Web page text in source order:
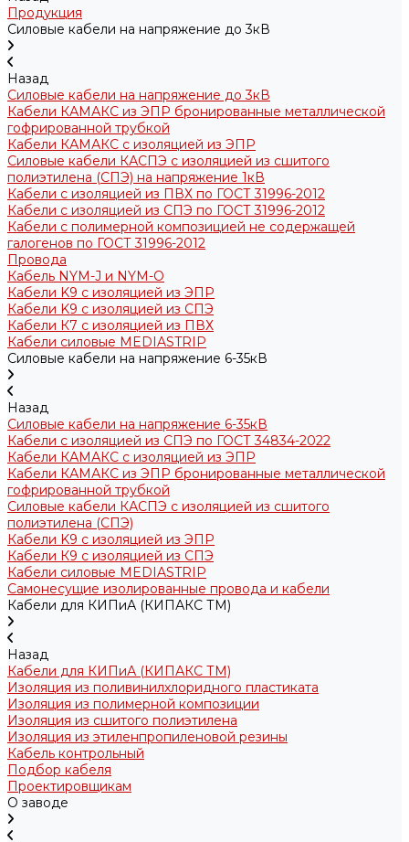
Продукция
Силовые кабели на напряжение до 3кВ
Назад
Силовые кабели на напряжение до 3кВ
Кабели КАМАКС из ЭПР бронированные металлической
гофрированной трубкой
Кабели КАМАКС с изоляцией из ЭПР
Силовые кабели КАСПЭ с изоляцией из сшитого
полиэтилена (СПЭ) на напряжение 1кВ
Кабели с изоляцией из ПВХ по ГОСТ 31996-2012
Кабели с изоляцией из СПЭ по ГОСТ 31996-2012
Кабели с полимерной композицией не содержащей
галогенов по ГОСТ 31996-2012
Провода
Кабель NYM-J и NYM-O
Кабели K9 с изоляцией из ЭПР
Кабели K9 с изоляцией из СПЭ
Кабели К7 с изоляцией из ПВХ
Кабели силовые MEDIASTRIP
Силовые кабели на напряжение 6-35кВ
Назад
Силовые кабели на напряжение 6-35кВ
Кабели с изоляцией из СПЭ по ГОСТ 34834-2022
Кабели КАМАКС с изоляцией из ЭПР
Кабели КАМАКС из ЭПР бронированные металлической
гофрированной трубкой
Силовые кабели КАСПЭ с изоляцией из сшитого
полиэтилена (СПЭ)
Кабели K9 с изоляцией из ЭПР
Кабели К9 с изоляцией из СПЭ
Кабели силовые MEDIASTRIP
Самонесущие изолированные провода и кабели
Кабели для КИПиА (КИПАКС ТМ)
Назад
Кабели для КИПиА (КИПАКС ТМ)
Изоляция из поливинилхлоридного пластиката
Изоляция из полимерной композиции
Изоляция из сшитого полиэтилена
Изоляция из этиленпропиленовой резины
Кабель контрольный
Подбор кабеля
Проектировщикам
О заводе